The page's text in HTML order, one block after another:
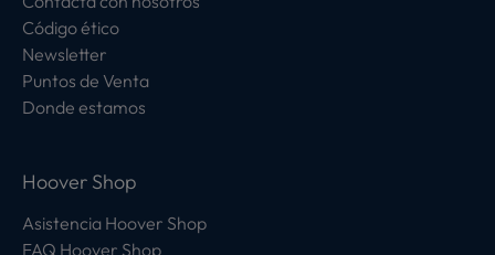
Código ético
Newsletter
Puntos de Venta
Donde estamos
Hoover Shop
Asistencia Hoover Shop
FAQ Hoover Shop